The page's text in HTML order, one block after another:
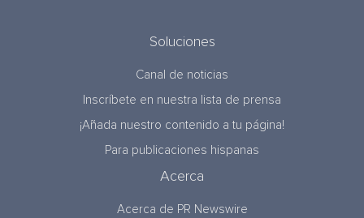
Soluciones
Canal de noticias
Inscríbete en nuestra lista de prensa
¡Añada nuestro contenido a tu página!
Para publicaciones hispanas
Acerca
Acerca de PR Newswire